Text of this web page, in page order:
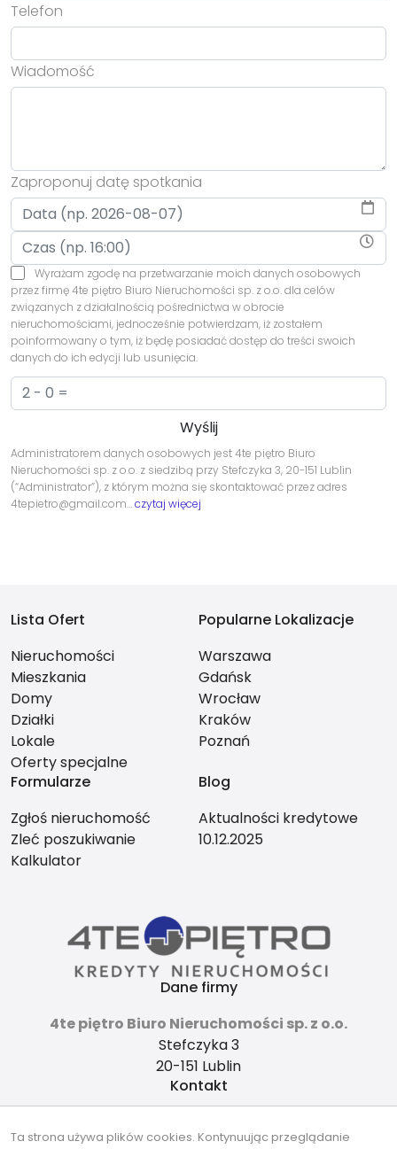
Telefon
Wiadomość
Zaproponuj datę spotkania
Wyrażam zgodę na przetwarzanie moich danych osobowych
przez firmę 4te piętro Biuro Nieruchomości sp. z o.o. dla celów
związanych z działalnością pośrednictwa w obrocie
nieruchomościami, jednocześnie potwierdzam, iż zostałem
poinformowany o tym, iż będę posiadać dostęp do treści swoich
danych do ich edycji lub usunięcia.
Administratorem danych osobowych jest 4te piętro Biuro
Nieruchomości sp. z o.o. z siedzibą przy Stefczyka 3, 20-151 Lublin
(“Administrator”), z którym można się skontaktować przez adres
4tepietro@gmail.com…czytaj więcej
Lista Ofert
Nieruchomości
Mieszkania
Domy
Działki
Lokale
Oferty specjalne
Popularne Lokalizacje
Warszawa
Gdańsk
Wrocław
Kraków
Poznań
Formularze
Zgłoś nieruchomość
Zleć poszukiwanie
Kalkulator
Blog
Aktualności kredytowe
10.12.2025
Dane firmy
4te piętro Biuro Nieruchomości sp. z o.o.
Stefczyka 3
20-151 Lublin
Kontakt
Ta strona używa plików cookies. Kontynuując przeglądanie